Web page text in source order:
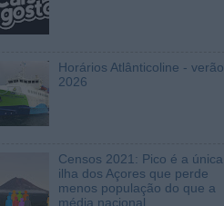
Horários Atlânticoline - verão
2026
Censos 2021: Pico é a única
ilha dos Açores que perde
menos população do que a
média nacional